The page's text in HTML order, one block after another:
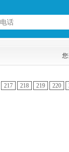
您
217 218 219 220